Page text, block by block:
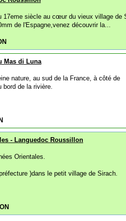
17eme siècle au cœur du vieux village de
de l'Espagne,venez découvrir la...
Mas di Luna
nature, au sud de la France, à côté de
bord de la rivière.
- Languedoc Roussillon
Orientales.
)dans le petit village de Sirach.